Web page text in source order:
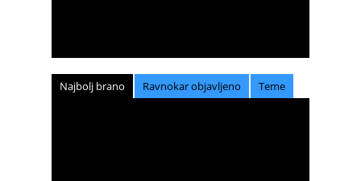
Najbolj brano Ravnokar objavljeno Teme